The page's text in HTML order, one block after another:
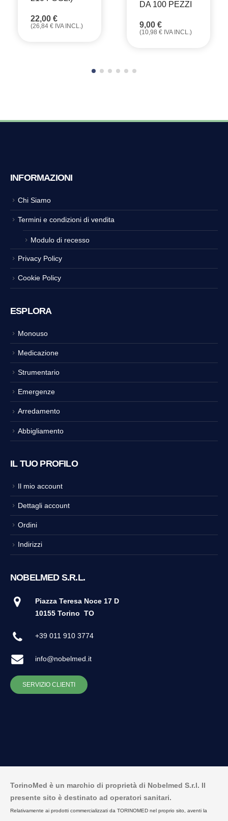
22,00 €
(26,84 € IVA INCL.)
DA 100 PEZZI
9,00 €
(10,98 € IVA INCL.)
INFORMAZIONI
Chi Siamo
Termini e condizioni di vendita
Modulo di recesso
Privacy Policy
Cookie Policy
ESPLORA
Monouso
Medicazione
Strumentario
Emergenze
Arredamento
Abbigliamento
IL TUO PROFILO
Il mio account
Dettagli account
Ordini
Indirizzi
NOBELMED S.R.L.
Piazza Teresa Noce 17 D
10155 Torino TO
+39 011 910 3774
info@nobelmed.it
SERVIZIO CLIENTI
TorinoMed è un marchio di proprietà di Nobelmed S.r.l. Il
presente sito è destinato ad operatori sanitari.
Relativamente ai prodotti commercializzati da TORINOMED nel proprio sito, aventi la